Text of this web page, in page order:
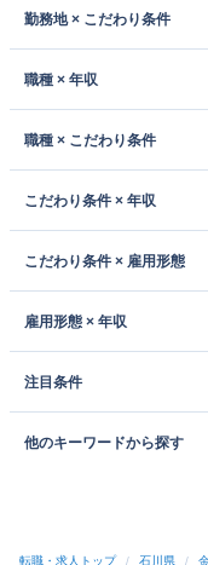
勤務地 × こだわり条件
職種 × 年収
職種 × こだわり条件
こだわり条件 × 年収
こだわり条件 × 雇用形態
雇用形態 × 年収
注目条件
他のキーワードから探す
転職・求人トップ / 石川県 /